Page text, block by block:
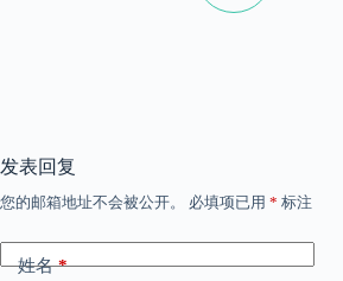
发表回复
您的邮箱地址不会被公开。 必填项已用 * 标注
姓名*